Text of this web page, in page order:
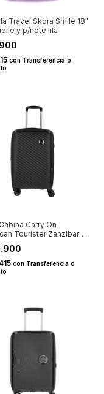
Travel Skora Smile 18"
y p/note lila
con Transferencia o
Carry On
Tourister Zanzibar
Negra
con Transferencia o